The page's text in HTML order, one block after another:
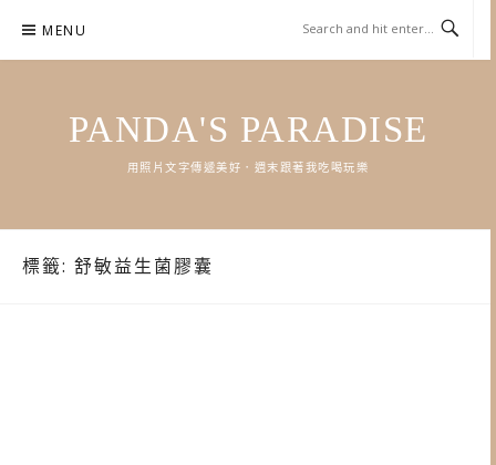
content
MENU
PANDA'S PARADISE
用照片文字傳遞美好．週末跟著我吃喝玩樂
標籤: 舒敏益生菌膠囊